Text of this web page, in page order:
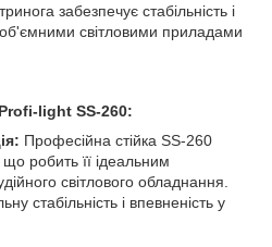
забезпечує стабільність і
об'ємними світловими приладами
light SS-260:
Професійна стійка SS-260
робить її ідеальним
світлового обладнання.
стабільність і впевненість у